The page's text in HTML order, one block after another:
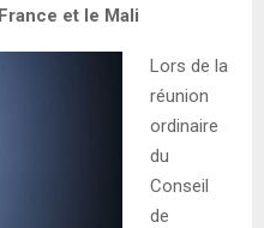
et le Mali
Lors de la
réunion
ordinaire
du
Conseil
de